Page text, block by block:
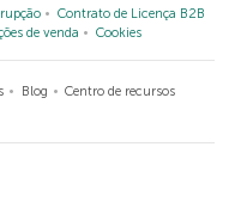
Contrato de Licença B2B
de venda Cookies
Blog
Centro de recursos